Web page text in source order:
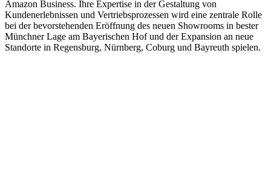
Amazon Business. Ihre Expertise in der Gestaltung von
Kundenerlebnissen und Vertriebsprozessen wird eine zentrale Rolle
bei der bevorstehenden Eröffnung des neuen Showrooms in bester
Münchner Lage am Bayerischen Hof und der Expansion an neue
Standorte in Regensburg, Nürnberg, Coburg und Bayreuth spielen.